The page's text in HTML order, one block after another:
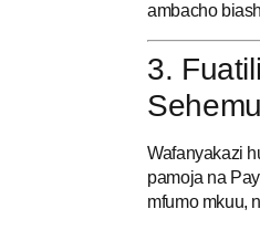
ambacho
3.
Wafanyakazi
pamoja na
mfumo mkuu,